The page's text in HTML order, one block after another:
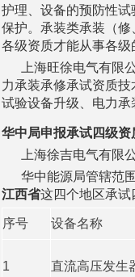
护理、设备的预防性
保护。承装类承装（
各级资质才能从事各
上海旺徐电气有限公
力承装承修承试资质
试验设备升级、电力
华中局申报承试四级
上海徐吉电气有限公
华中能源局管辖范
江西省这四个地区承
序号 设备名称
1 直流高压发生